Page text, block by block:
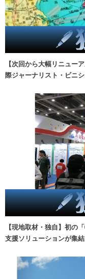
【次回から大幅リニュー
際ジャーナリスト・ビニ
【現地取材・独自】初の
支援ソリューションが集結